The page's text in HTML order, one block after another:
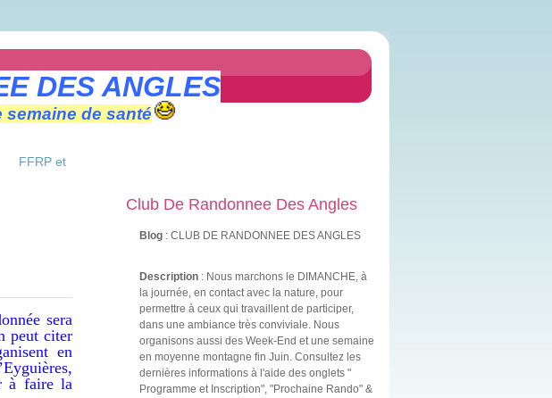
DES ANGLES
semaine de santé
FFRP et
sera
peut citer
en
à faire la
Club De Randonnee Des Angles
Blog : CLUB DE RANDONNEE DES ANGLES
Description : Nous marchons le DIMANCHE, à
la journée, en contact avec la nature, pour
permettre à ceux qui travaillent de participer,
dans une ambiance très conviviale. Nous
organisons aussi des Week-End et une semaine
en moyenne montagne fin Juin. Consultez les
dernières informations à l'aide des onglets "
Programme et Inscription", "Prochaine Rando" &